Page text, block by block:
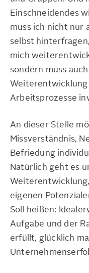
Einschneidendes
muss ich nicht nur
selbst
mich
sondern muss
Weiterentwicklung
Arbeitsprozesse
An dieser Stelle
Missverständnis,
Befriedung
Natürlich geht es
eigenen
Soll heißen:
Aufgabe und der
erfüllt, glücklich